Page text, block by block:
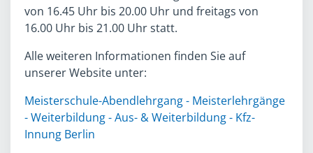
von 16.45 Uhr bis 20.00 Uhr und freitags von
16.00 Uhr bis 21.00 Uhr statt.
Alle weiteren Informationen finden Sie auf
unserer Website unter:
Meisterschule-Abendlehrgang - Meisterlehrgänge
- Weiterbildung - Aus- & Weiterbildung - Kfz-
Innung Berlin